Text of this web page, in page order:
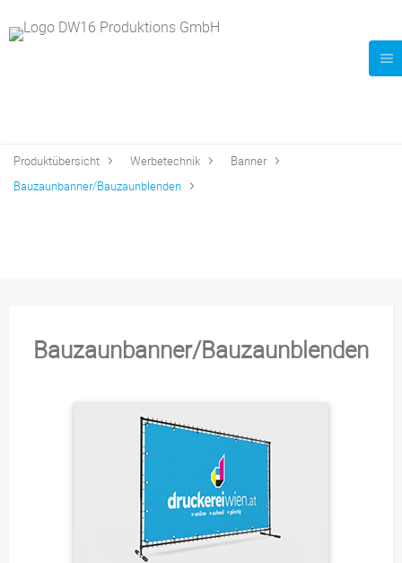
Produktübersicht Werbetechnik
Banner
Bauzaunbanner/Bauzaunblenden
Bauzaunbanner/Bauzaunblenden